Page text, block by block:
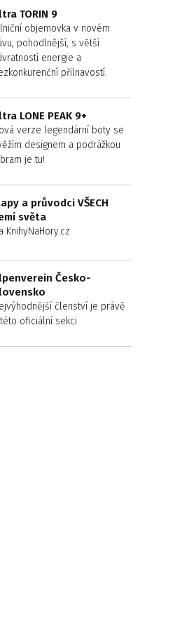
TORIN 9
objemovka v novém
pohodlnější, s větší
energie a
přilnavostí.
LONE PEAK 9+
verze legendární boty se
designem a podrážkou
je tu!
a průvodci VŠECH
světa
KnihyNaHory.cz
Česko-
členství je právě
oficiální sekci